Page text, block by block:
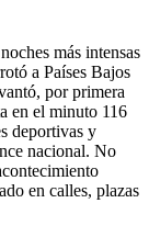
más intensas
a Países Bajos
por primera
en el minuto 116
deportivas y
nacional. No
en calles, plazas